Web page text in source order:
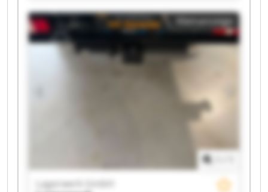
Lagerwerk GmbH Lagerwerk GmbH Lagerwerk
GmbH Lagerwerk GmbH Lagerwerk GmbH
Lagerwerk GmbH Lagerwerk GmbH Lagerwerk
GmbH Lagerwerk GmbH Lagerwerk GmbH
Kleinanzeige
Lagerwerk GmbH